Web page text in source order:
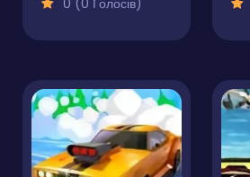
0 (0 Голосів)